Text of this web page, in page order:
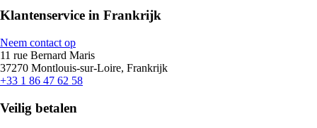
Klantenservice in Frankrijk
Neem contact op
11 rue Bernard Maris
37270 Montlouis-sur-Loire, Frankrijk
+33 1 86 47 62 58
Veilig betalen